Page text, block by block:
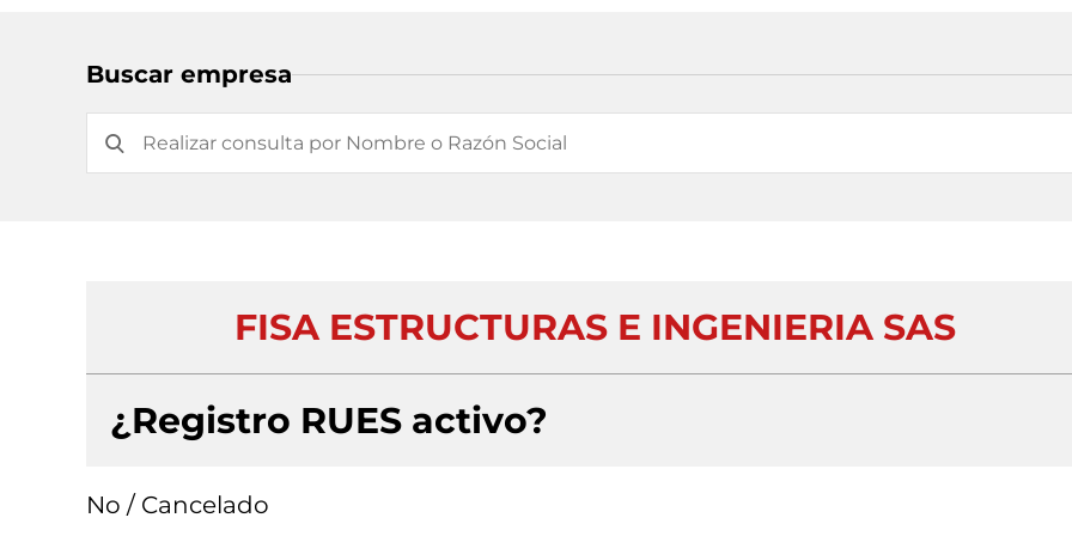
Buscar empresa
FISA ESTRUCTURAS E INGENIERIA SAS
¿Registro RUES activo?
No / Cancelado